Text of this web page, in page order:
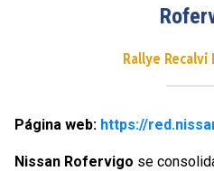
Rallye Recalvi
Página web: https://
Nissan Rofervigo se